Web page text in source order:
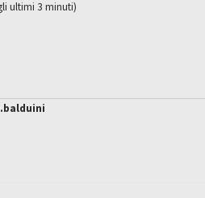
ultimi 3 minuti)